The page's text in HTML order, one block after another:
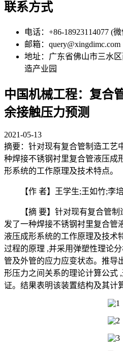
联系方式
电话：+86-18923114077 (
邮箱：query@xingdimc.com
地址：广东省佛山市三水
造产业园
中国机械工程：复合
余接触压力预测
2021-05-13
摘要：针对现有复合管制造工艺
种焊接不锈钢衬里复合管液压成
形系统的工作原理及技术特点。
【作 者】王学生;王如竹;李
【摘 要】针对现有复合管制
发了一种焊接不锈钢衬里复合管
液压成形系统的工作原理及技术
过程的原理 ,并采用弹塑性理论
管及外管的应力应变状态。推导
形压力之间关系的理论计算公式
证。结果表明该装置结构及其计